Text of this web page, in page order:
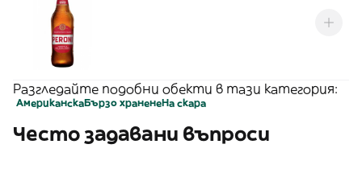
Разгледайте подобни обекти в тази категория:
АмериканскаБързо храненеНа скара
Често задавани въпроси